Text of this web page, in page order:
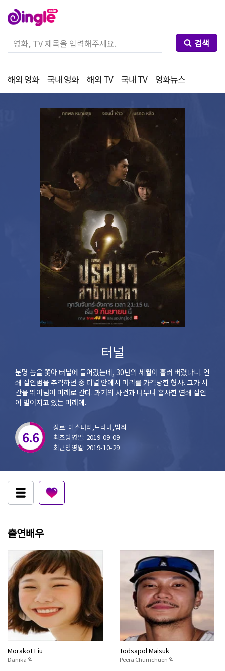
검색
해외 영화 국내 영화 해외 TV 국내 TV 영화뉴스
터널
분명 놈을 쫓아 터널에 들어갔는데, 30년의 세월이 흘러 버렸다니. 연
쇄 살인범을 추격하던 중 터널 안에서 머리를 가격당한 형사. 그가 시
간을 뛰어넘어 미래로 간다. 과거의 사건과 너무나 흡사한 연쇄 살인
이 벌어지고 있는 미래에.
6.6
장르: 미스터리,드라마,범죄
최초방영일: 2019-09-09
최근방영일: 2019-10-29
출연배우
Morakot Liu
Danika 역
Todsapol Maisuk
Peera Chumchuen 역